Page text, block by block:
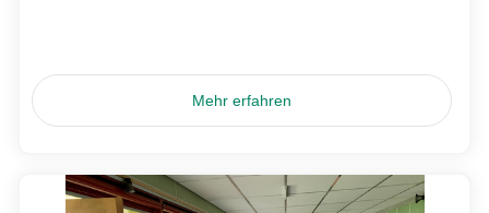
Mehr erfahren